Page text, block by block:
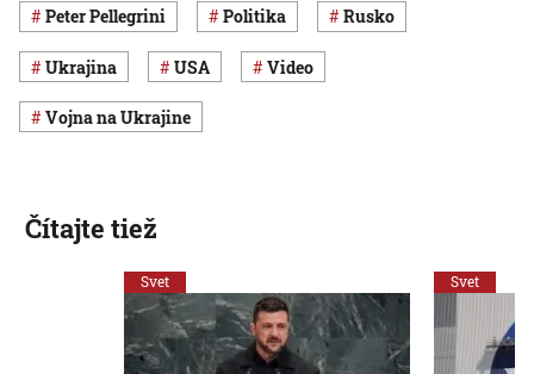
Peter Pellegrini Politika Rusko
Ukrajina USA Video
vojna na Ukrajine
Čítajte tiež
Svet Svet